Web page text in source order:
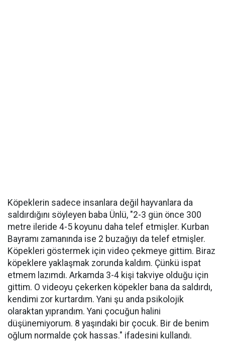
Köpeklerin sadece insanlara değil hayvanlara da
saldırdığını söyleyen baba Ünlü, "2-3 gün önce 300
metre ileride 4-5 koyunu daha telef etmişler. Kurban
Bayramı zamanında ise 2 buzağıyı da telef etmişler.
Köpekleri göstermek için video çekmeye gittim. Biraz
köpeklere yaklaşmak zorunda kaldım. Çünkü ispat
etmem lazımdı. Arkamda 3-4 kişi takviye olduğu için
gittim. O videoyu çekerken köpekler bana da saldırdı,
kendimi zor kurtardım. Yani şu anda psikolojik
olaraktan yıprandım. Yani çocuğun halini
düşünemiyorum. 8 yaşındaki bir çocuk. Bir de benim
oğlum normalde çok hassas." ifadesini kullandı.